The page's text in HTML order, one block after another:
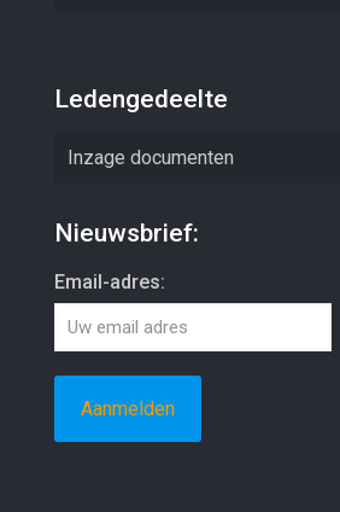
Ledengedeelte
Inzage documenten
Nieuwsbrief:
Email-adres: